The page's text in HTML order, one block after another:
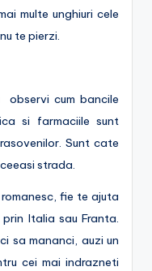
multe unghiuri cele
te pierzi.
observi cum bancile
si farmaciile sunt
Sunt cate
strada.
fie te ajuta
Italia sau Franta.
sa mananci, auzi un
cei mai indrazneti